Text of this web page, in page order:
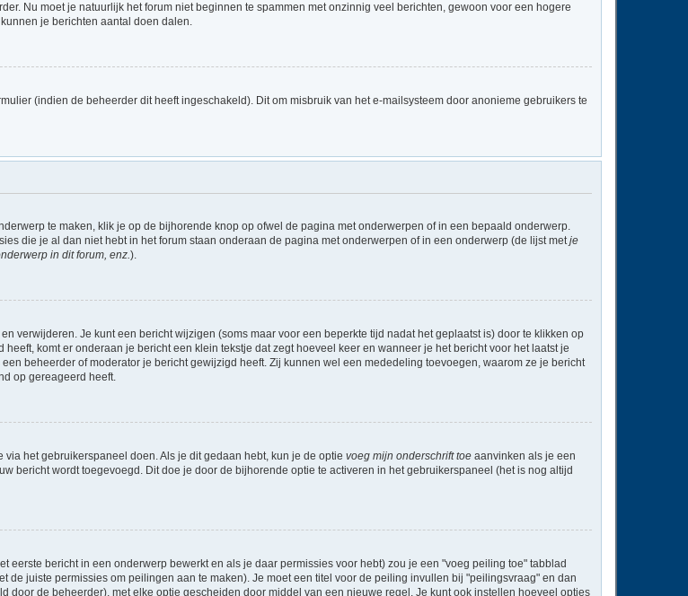
Nu moet je natuurlijk het forum niet beginnen te spammen met onzinnig veel berichten, gewoon voor een hogere
je berichten aantal doen dalen.
(indien de beheerder dit heeft ingeschakeld). Dit om misbruik van het e-mailsysteem door anonieme gebruikers te
te maken, klik je op de bijhorende knop op ofwel de pagina met onderwerpen of in een bepaald onderwerp.
die je al dan niet hebt in het forum staan onderaan de pagina met onderwerpen of in een onderwerp (de lijst metje
in dit forum, enz.).
verwijderen. Je kunt een bericht wijzigen (soms maar voor een beperkte tijd nadat het geplaatst is) door te klikken op
komt er onderaan je bericht een klein tekstje dat zegt hoeveel keer en wanneer je het bericht voor het laatst je
beheerder of moderator je bericht gewijzigd heeft. Zij kunnen wel een mededeling toevoegen, waarom ze je bericht
op gereageerd heeft.
het gebruikerspaneel doen. Als je dit gedaan hebt, kun je de optie voeg mijn onderschrift toe aanvinken als je een
bericht wordt toegevoegd. Dit doe je door de bijhorende optie te activeren in het gebruikerspaneel (het is nog altijd
bericht in een onderwerp bewerkt en als je daar permissies voor hebt) zou je een "voeg peiling toe" tabblad
juiste permissies om peilingen aan te maken). Je moet een titel voor de peiling invullen bij "peilingsvraag" en dan
de beheerder), met elke optie gescheiden door middel van een nieuwe regel. Je kunt ook instellen hoeveel opties